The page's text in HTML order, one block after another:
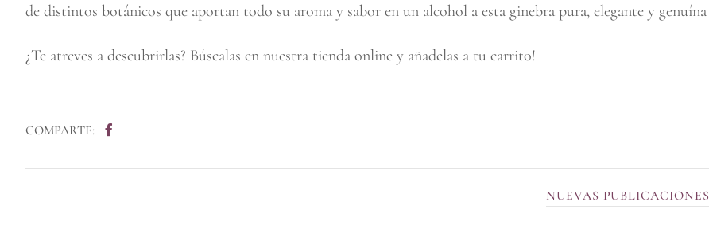
de distintos botánicos que aportan todo su aroma y sabor en un alcohol a esta ginebra pura, elegante y genuína
¿Te atreves a descubrirlas? Búscalas en nuestra tienda online y añadelas a tu carrito!
COMPARTE:
NUEVAS PUBLICACIONES